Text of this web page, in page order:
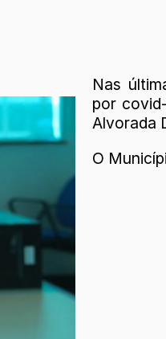
Nas
por
Alvorada
O